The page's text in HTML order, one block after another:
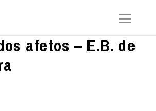
afetos – E.B. de